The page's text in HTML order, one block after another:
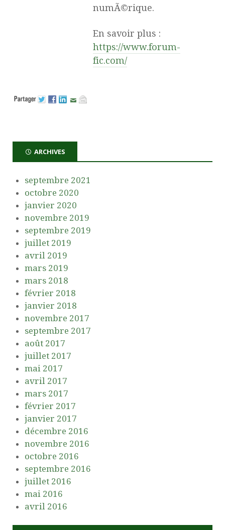
numÃ©rique.
En savoir plus :
https://www.forum-
fic.com/
ARCHIVES
septembre 2021
octobre 2020
janvier 2020
novembre 2019
septembre 2019
juillet 2019
avril 2019
mars 2019
mars 2018
février 2018
janvier 2018
novembre 2017
septembre 2017
août 2017
juillet 2017
mai 2017
avril 2017
mars 2017
février 2017
janvier 2017
décembre 2016
novembre 2016
octobre 2016
septembre 2016
juillet 2016
mai 2016
avril 2016